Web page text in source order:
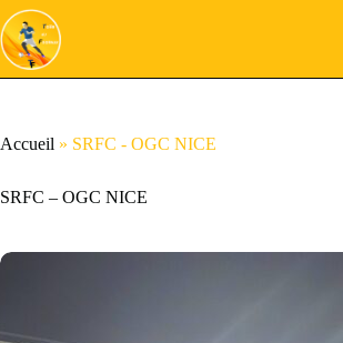
Passer
au
contenu
Accueil » SRFC - OGC NICE
SRFC – OGC NICE